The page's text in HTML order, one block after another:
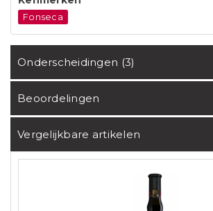
Fonseca
Onderscheidingen (3)
Beoordelingen
Vergelijkbare artikelen